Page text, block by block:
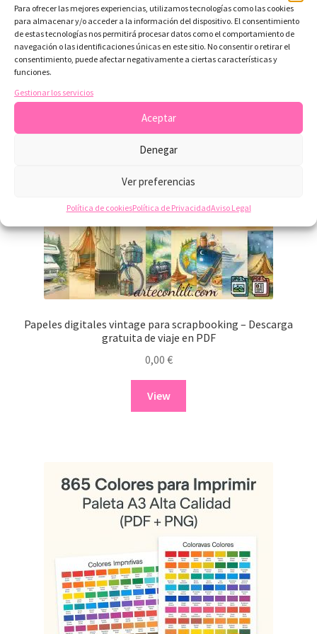
Para ofrecer las mejores experiencias, utilizamos tecnologías como las cookies
para almacenar y/o acceder a la información del dispositivo. El consentimiento
de estas tecnologías nos permitirá procesar datos como el comportamiento de
navegación o las identificaciones únicas en este sitio. No consentir o retirar el
consentimiento, puede afectar negativamente a ciertas características y
funciones.
Gestionar los servicios
Aceptar
Denegar
Ver preferencias
Política de cookiesPolítica de PrivacidadAviso Legal
Productos relacionados
Papeles digitales vintage para scrapbooking – Descarga
gratuita de viaje en PDF
0,00 €
View